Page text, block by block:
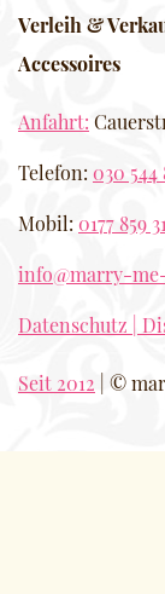
Verleih &
Accessoires
Anfahrt:
Telefon: 030 544
Mobil: 0177 859
info@marry-
Datenschutz |
Seit 2012 | ©